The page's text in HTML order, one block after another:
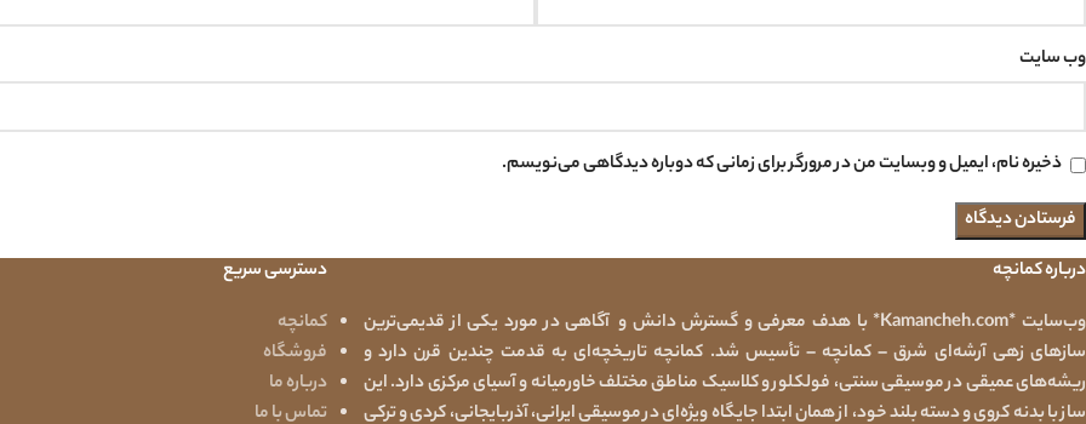
وب‌ سایت
ذخیره نام، ایمیل و وبسایت من در مرورگر برای زمانی که دوباره دیدگاهی می‌نویسم.
درباره کمانچه
وب‌سایت *Kamancheh.com* با هدف معرفی و گسترش دانش و آگاهی در مورد یکی از قدیمی‌ترین
سازهای زهی آرشه‌ای شرق – کمانچه – تأسیس شد. کمانچه تاریخچه‌ای به قدمت چندین قرن دارد و
ریشه‌های عمیقی در موسیقی سنتی، فولکلور و کلاسیک مناطق مختلف خاورمیانه و آسیای مرکزی دارد. این
ساز با بدنه کروی و دسته بلند خود، از همان ابتدا جایگاه ویژه‌ای در موسیقی ایرانی، آذربایجانی، کردی و ترکی
دسترسی سریع
کمانچه
فروشگاه
درباره ما
تماس با ما